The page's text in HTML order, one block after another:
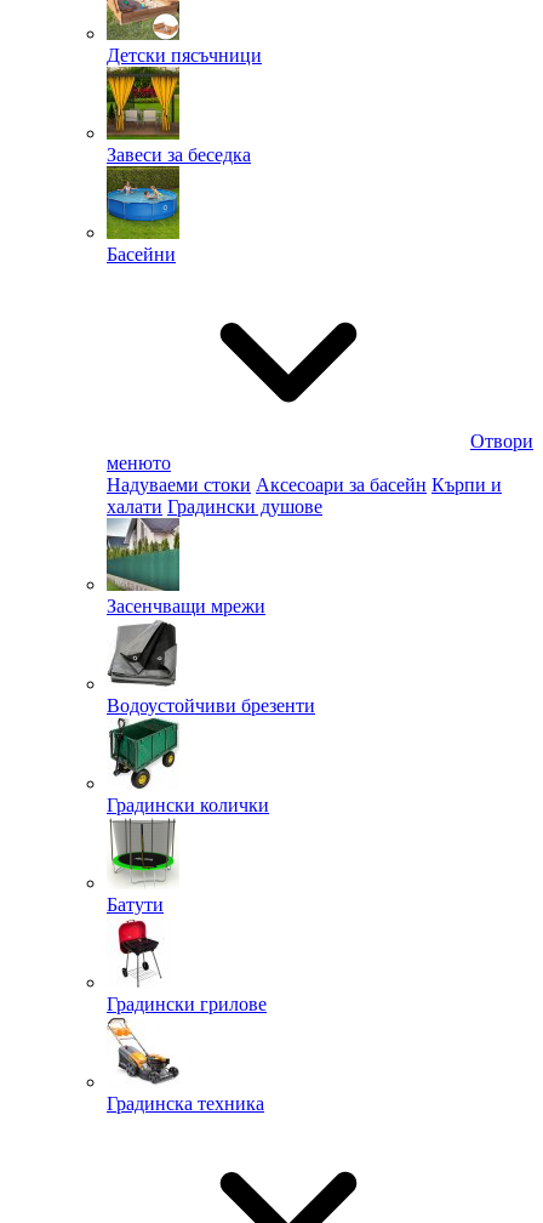
Детски пясъчници
Завеси за беседка
Басейни
Отвори
менюто
Надуваеми стоки Аксесоари за басейн Кърпи и
халати Градински душове
Засенчващи мрежи
Водоустойчиви брезенти
Градински колички
Батути
Градински грилове
Градинска техника